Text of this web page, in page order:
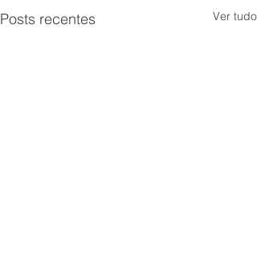
Posts recentes Ver tudo